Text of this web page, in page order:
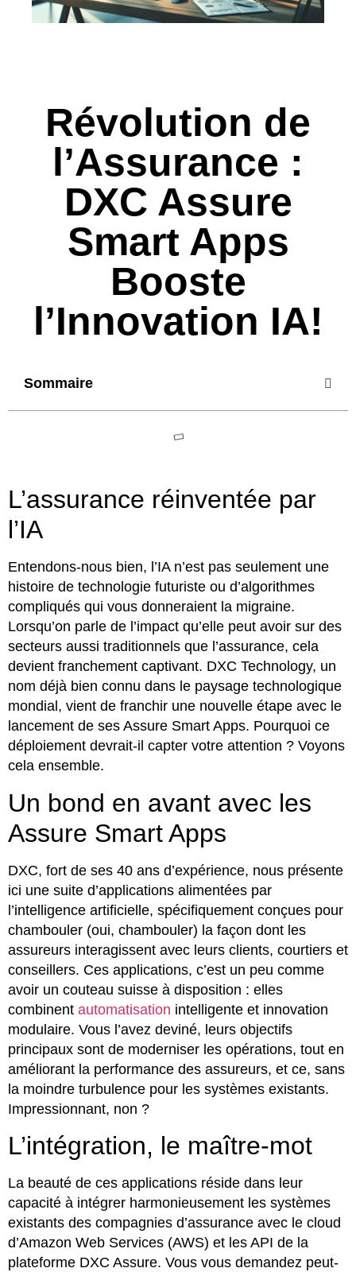
Révolution de
l’Assurance :
DXC Assure
Smart Apps
Booste
l’Innovation IA!
Sommaire
L’assurance réinventée par
l’IA
Entendons-nous bien, l’IA n’est pas seulement une
histoire de technologie futuriste ou d’algorithmes
compliqués qui vous donneraient la migraine.
Lorsqu’on parle de l’impact qu’elle peut avoir sur des
secteurs aussi traditionnels que l’assurance, cela
devient franchement captivant. DXC Technology, un
nom déjà bien connu dans le paysage technologique
mondial, vient de franchir une nouvelle étape avec le
lancement de ses Assure Smart Apps. Pourquoi ce
déploiement devrait-il capter votre attention ? Voyons
cela ensemble.
Un bond en avant avec les
Assure Smart Apps
DXC, fort de ses 40 ans d’expérience, nous présente
ici une suite d’applications alimentées par
l’intelligence artificielle, spécifiquement conçues pour
chambouler (oui, chambouler) la façon dont les
assureurs interagissent avec leurs clients, courtiers et
conseillers. Ces applications, c’est un peu comme
avoir un couteau suisse à disposition : elles
combinent automatisation intelligente et innovation
modulaire. Vous l’avez deviné, leurs objectifs
principaux sont de moderniser les opérations, tout en
améliorant la performance des assureurs, et ce, sans
la moindre turbulence pour les systèmes existants.
Impressionnant, non ?
L’intégration, le maître-mot
La beauté de ces applications réside dans leur
capacité à intégrer harmonieusement les systèmes
existants des compagnies d’assurance avec le cloud
d’Amazon Web Services (AWS) et les API de la
plateforme DXC Assure. Vous vous demandez peut-